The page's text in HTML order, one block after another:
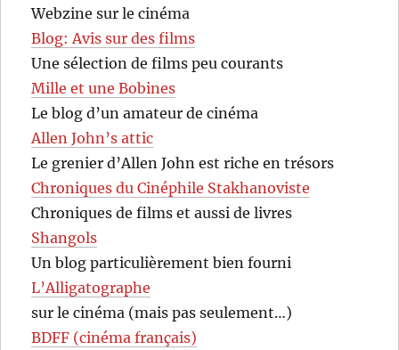
Webzine sur le cinéma
Blog: Avis sur des films
Une sélection de films peu courants
Mille et une Bobines
Le blog d’un amateur de cinéma
Allen John’s attic
Le grenier d’Allen John est riche en trésors
Chroniques du Cinéphile Stakhanoviste
Chroniques de films et aussi de livres
Shangols
Un blog particulièrement bien fourni
L’Alligatographe
sur le cinéma (mais pas seulement…)
BDFF (cinéma français)